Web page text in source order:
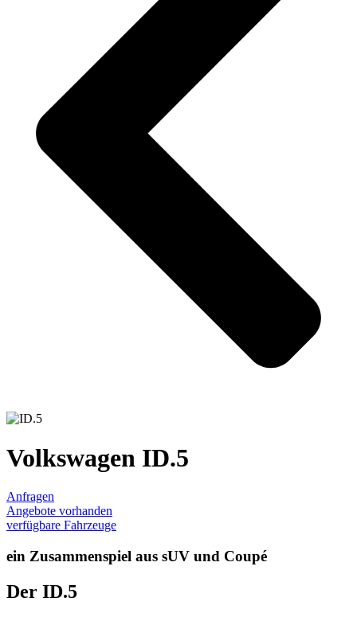
Volkswagen ID.5
Anfragen
Angebote vorhanden
verfügbare Fahrzeuge
ein Zusammenspiel aus sUV und Coupé
Der ID.5